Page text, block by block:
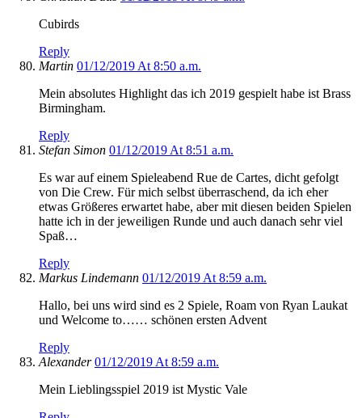
Cubirds
Reply
Martin 01/12/2019 At 8:50 a.m.
Mein absolutes Highlight das ich 2019 gespielt habe ist Brass
Birmingham.
Reply
Stefan Simon 01/12/2019 At 8:51 a.m.
Es war auf einem Spieleabend Rue de Cartes, dicht gefolgt
von Die Crew. Für mich selbst überraschend, da ich eher
etwas Größeres erwartet habe, aber mit diesen beiden Spielen
hatte ich in der jeweiligen Runde und auch danach sehr viel
Spaß…
Reply
Markus Lindemann 01/12/2019 At 8:59 a.m.
Hallo, bei uns wird sind es 2 Spiele, Roam von Ryan Laukat
und Welcome to…… schönen ersten Advent
Reply
Alexander 01/12/2019 At 8:59 a.m.
Mein Lieblingsspiel 2019 ist Mystic Vale